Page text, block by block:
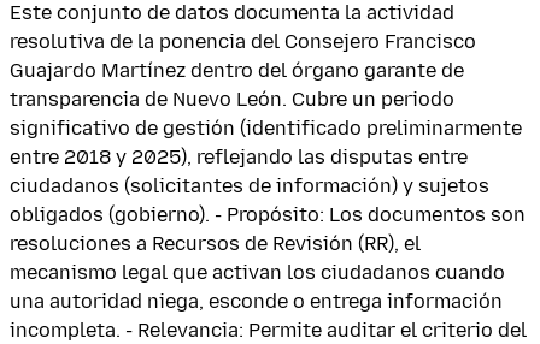
Este conjunto de datos documenta la actividad
resolutiva de la ponencia del Consejero Francisco
Guajardo Martínez dentro del órgano garante de
transparencia de Nuevo León. Cubre un periodo
significativo de gestión (identificado preliminarmente
entre 2018 y 2025), reflejando las disputas entre
ciudadanos (solicitantes de información) y sujetos
obligados (gobierno). - Propósito: Los documentos son
resoluciones a Recursos de Revisión (RR), el
mecanismo legal que activan los ciudadanos cuando
una autoridad niega, esconde o entrega información
incompleta. - Relevancia: Permite auditar el criterio del